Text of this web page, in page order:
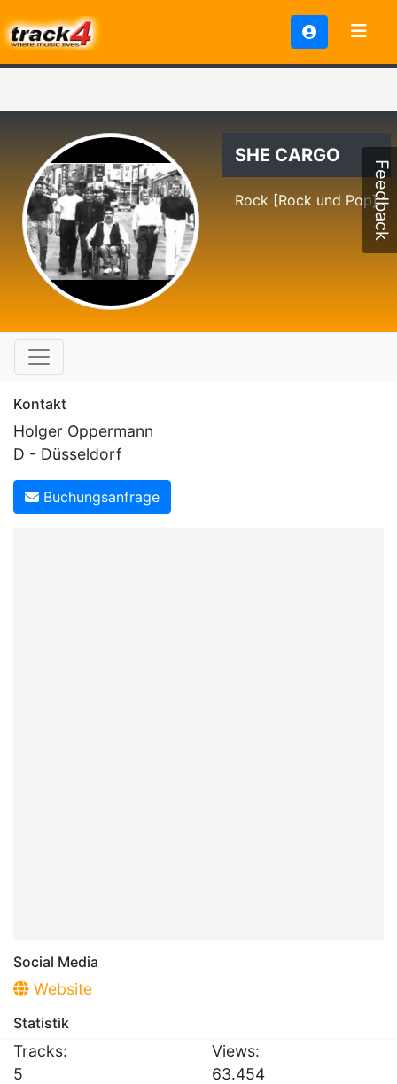
SHE CARGO
Rock [Rock und Pop]
Kontakt
Holger Oppermann
D - Düsseldorf
Buchungsanfrage
Social Media
Website
Statistik
Tracks:
5
Views:
63.454
Feedback